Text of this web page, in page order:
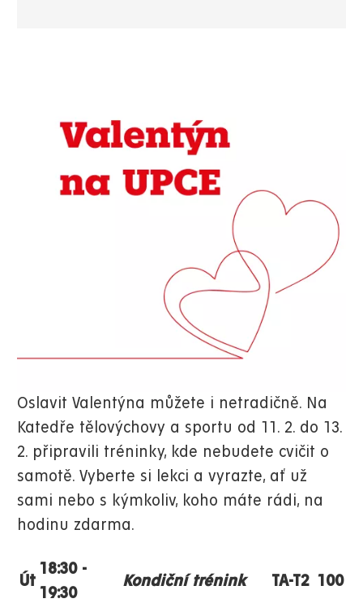
Oslavit Valentýna můžete i netradičně. Na
Katedře tělovýchovy a sportu od 11. 2. do 13.
2. připravili tréninky, kde nebudete cvičit o
samotě. Vyberte si lekci a vyrazte, ať už
sami nebo s kýmkoliv, koho máte rádi, na
hodinu zdarma.
Út
18:30 -
19:30
Kondiční trénink TA-T2 100